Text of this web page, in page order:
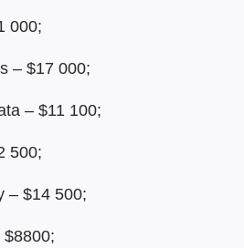
000;
– $17 000;
– $11 100;
500;
– $14 500;
$8800;